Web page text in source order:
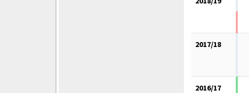
2017/18
2016/17